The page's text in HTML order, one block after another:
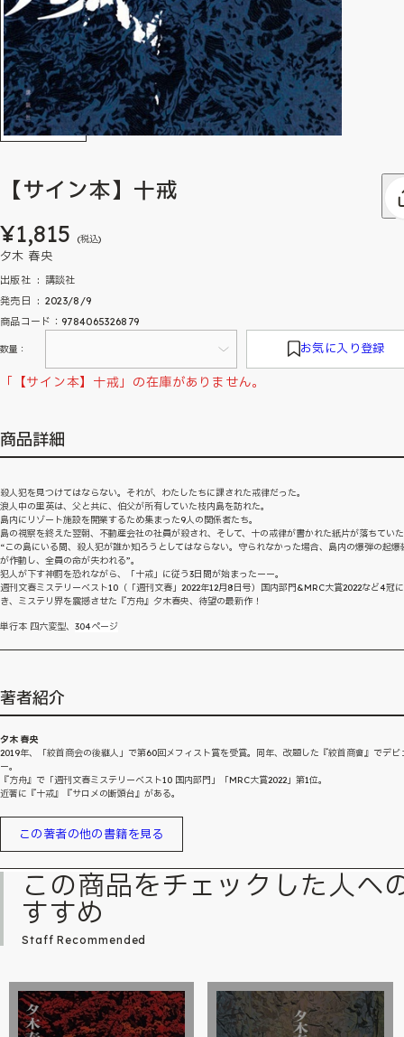
【サイン本】十戒
¥1,815 (税込)
夕木 春央
出版社 ‏ : ‎ 講談社
発売日 ‏ : ‎ 2023/8/9
商品コード：9784065326879
数量： お気に入り登録
「【サイン本】十戒」の在庫がありません。
商品詳細
殺人犯を見つけてはならない。それが、わたしたちに課された戒律だった。
浪人中の里英は、父と共に、伯父が所有していた枝内島を訪れた。
島内にリゾート施設を開業するため集まった9人の関係者たち。
島の視察を終えた翌朝、不動産会社の社員が殺され、そして、十の戒律が書かれた紙片が落ちてい
“この島にいる間、殺人犯が誰か知ろうとしてはならない。守られなかった場合、島内の爆弾の起爆
が作動し、全員の命が失われる”。
犯人が下す神罰を恐れながら、「十戒」に従う3日間が始まったーー。
週刊文春ミステリーベスト10（「週刊文春」2022年12月8日号）国内部門&MRC大賞2022など4冠
き、ミステリ界を震撼させた『方舟』夕木春央、待望の最新作！
単行本 四六変型、 304ページ
著者紹介
夕木 春央
2019年、「絞首商会の後継人」で第60回メフィスト賞を受賞。同年、改題した『絞首商會』でデビ
ー。
『方舟』で「週刊文春ミステリーベスト10 国内部門」「MRC大賞2022」第1位。
近著に『十戒』『サロメの断頭台』がある。
この著者の他の書籍を見る
この商品をチェックした人へ
すすめ
Staff Recommended